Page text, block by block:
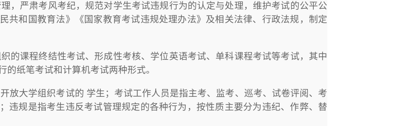
，严肃考风考纪，规范对学生考试违规行为的认定与处理，维护考试的公平公
共和国教育法》《国家教育考试违规处理办法》及相关法律、行政法规，制定
的课程终结性考试、形成性考核、学位英语考试、单科课程考试等考试，其中
纸笔考试和计算机考试两种形式。
放大学组织考试的 学生；考试工作人员是指主考、监考、巡考、试卷评阅、考
违规是指考生违反考试管理规定的各种行为，按性质主要分为违纪、作弊、替